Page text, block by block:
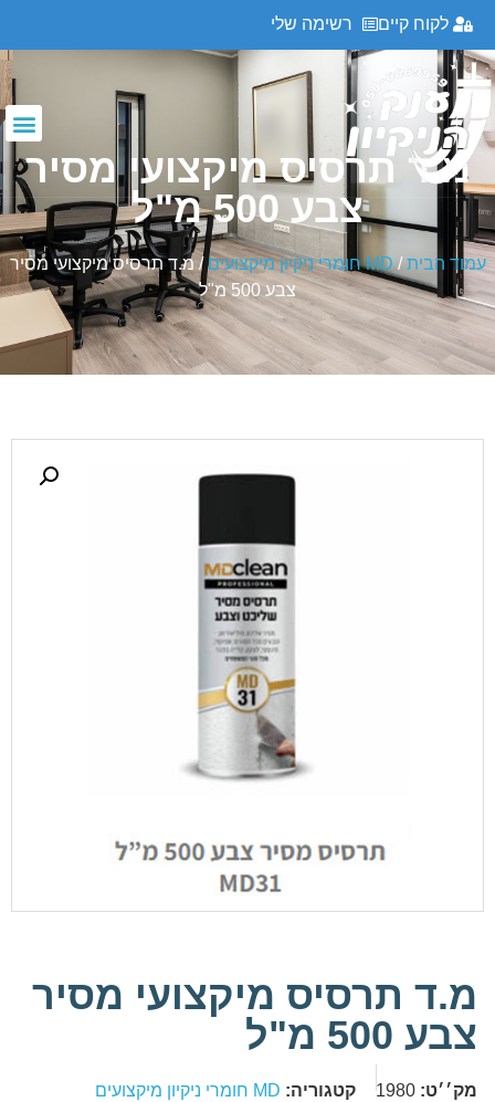
לקוח קיים רשימה שלי
מ.ד תרסיס מיקצועי מסיר
צבע 500 מ"ל
עמוד הבית/MD חומרי ניקיון מיקצועים
/ מ.ד תרסיס מיקצועי מסיר
צבע 500 מ"ל
מ.ד תרסיס מיקצועי מסיר
צבע 500 מ"ל
מק׳׳ט: 1980 קטגוריה: MD חומרי ניקיון מיקצועים